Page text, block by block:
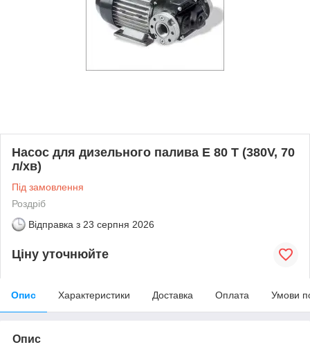
Насос для дизельного палива E 80 T (380V, 70
л/хв)
Під замовлення
Роздріб
Відправка з 23 серпня 2026
Ціну уточнюйте
Опис Характеристики Доставка Оплата Умови
Опис